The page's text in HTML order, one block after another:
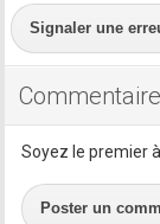
Signaler une
Soyez le premier
Poster un